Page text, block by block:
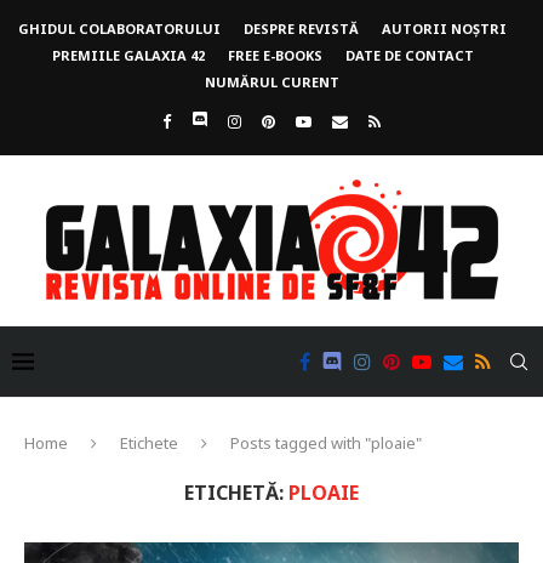
GHIDUL COLABORATORULUI DESPRE REVISTĂ
AUTORII NOȘTRI
PREMIILE GALAXIA 42
FREE E-BOOKS
DATE DE CONTACT
NUMĂRUL CURENT
Home Etichete Posts tagged with "ploaie"
ETICHETĂ: PLOAIE